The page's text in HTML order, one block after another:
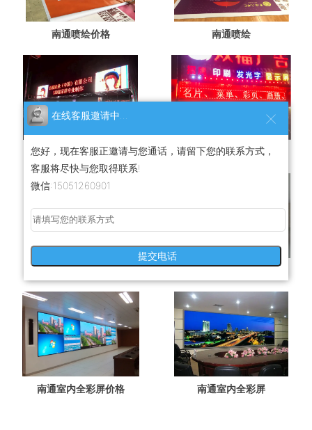
南通喷绘价格 南通喷绘
南通门头屏 南通LED门头屏安装
南通LED门头屏 南通室内全彩屏安装
南通室内全彩屏价格 南通室内全彩屏
在线客服邀请中...
您好，现在客服正邀请与您通话，请留下您的联系方式，
客服将尽快与您取得联系!
微信:15051260901
提交电话